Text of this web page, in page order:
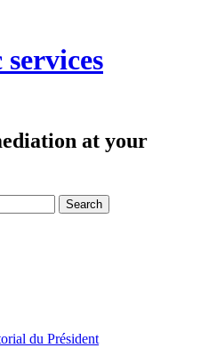
at your
du Président